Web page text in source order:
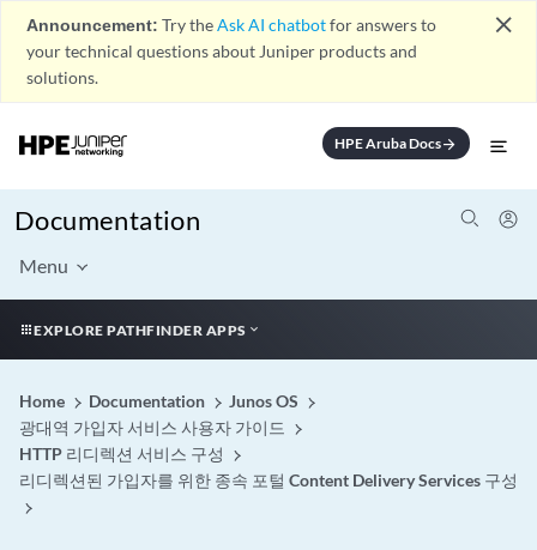
Announcement: Try theAsk AI chatbotfor answers to
your technical questions about Juniper products and
solutions.
close
HPE Aruba Docsarrow_forward
Documentation
Menu
EXPLORE PATHFINDER APPS
Home Documentation
Junos OS
광대역 가입자 서비스 사용자 가이드
HTTP 리디렉션 서비스 구성
리디렉션된 가입자를 위한 종속 포털 Content Delivery Services 구성